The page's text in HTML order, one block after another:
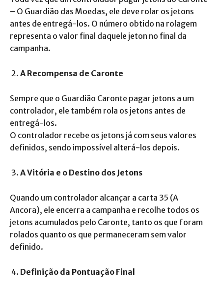
– O Guardião das Moedas, ele deve rolar os jetons
antes de entregá-los. O número obtido na rolagem
representa o valor final daquele jeton no final da
campanha.
A Recompensa de Caronte
Sempre que o Guardião Caronte pagar jetons a um
controlador, ele também rola os jetons antes de
entregá-los.
O controlador recebe os jetons já com seus valores
definidos, sendo impossível alterá-los depois.
A Vitória e o Destino dos Jetons
Quando um controlador alcançar a carta 35 (A
Ancora), ele encerra a campanha e recolhe todos os
jetons acumulados pelo Caronte, tanto os que foram
rolados quanto os que permaneceram sem valor
definido.
Definição da Pontuação Final